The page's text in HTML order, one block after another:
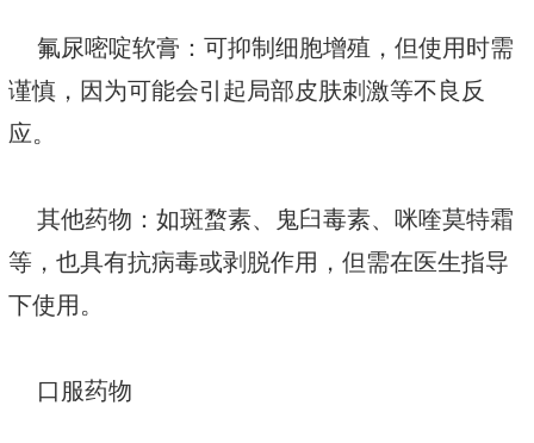
氟尿嘧啶软膏：可抑制细胞增殖，但使用时需
谨慎，因为可能会引起局部皮肤刺激等不良反
应。
其他药物：如斑蝥素、鬼臼毒素、咪喹莫特霜
等，也具有抗病毒或剥脱作用，但需在医生指导
下使用。
口服药物